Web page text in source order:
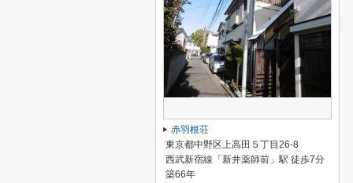
赤羽根荘
東京都中野区上高田５丁目26-8
西武新宿線「新井薬師前」駅 徒歩7分
築66年